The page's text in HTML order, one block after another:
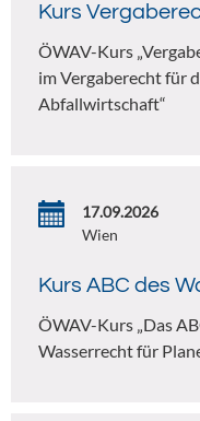
Kurs
ÖWAV-Kurs
im Vergaberecht für
Abfallwirtschaft“
17.09.2026
Wien
Kurs ABC des
ÖWAV-Kurs „Das
Wasserrecht für